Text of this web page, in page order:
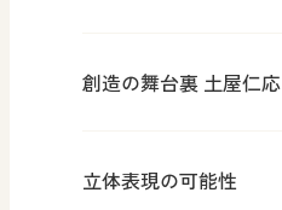
創造の舞台裏 土屋仁応
立体表現の可能性